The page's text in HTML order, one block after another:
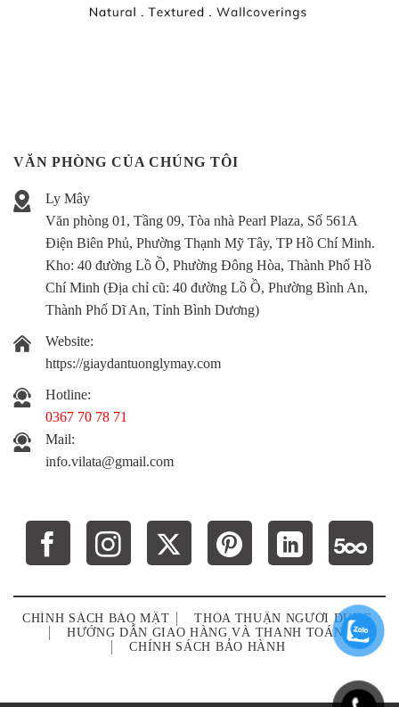
VĂN PHÒNG CỦA CHÚNG TÔI
Ly Mây
Văn phòng 01, Tầng 09, Tòa nhà Pearl Plaza, Số 561A
Điện Biên Phủ, Phường Thạnh Mỹ Tây, TP Hồ Chí Minh.
Kho: 40 đường Lồ Ồ, Phường Đông Hòa, Thành Phố Hồ
Chí Minh (Địa chỉ cũ: 40 đường Lồ Ồ, Phường Bình An,
Thành Phố Dĩ An, Tỉnh Bình Dương)
Website:
https://giaydantuonglymay.com
Hotline:
0367 70 78 71
Mail:
info.vilata@gmail.com
CHÍNH SÁCH BẢO MẬT
THỎA THUẬN NGƯỜI DÙNG
HƯỚNG DẪN GIAO HÀNG VÀ THANH TOÁN
CHÍNH SÁCH BẢO HÀNH